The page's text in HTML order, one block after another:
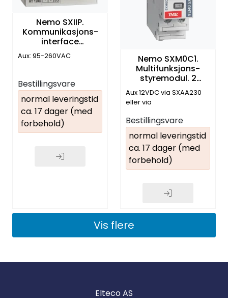
Nemo SXIIP.
Kommunikasjons-
interface
RS485/TCP-IP . 3
moduler 58.8mm
Aux: 95-260VAC
Bestillingsvare
normal leveringstid
ca. 17 dager (med
forbehold)
Nemo SXM0C1.
Multifunksjons-
styremodul. 2
releutg.
Aux 12VDC via SXAA230
eller via
SXAR18/24/36
Bestillingsvare
normal leveringstid
ca. 17 dager (med
forbehold)
Vis flere
Elteco AS